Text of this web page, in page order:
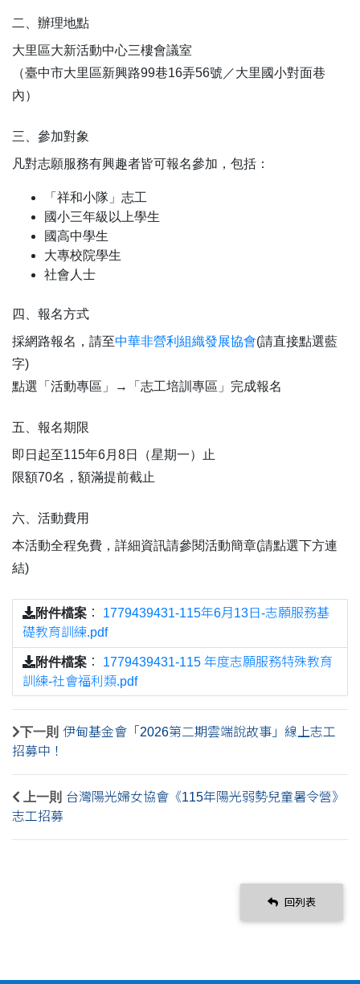
二、辦理地點
大里區大新活動中心三樓會議室
（臺中市大里區新興路99巷16弄56號／大里國小對面巷
內）
三、參加對象
凡對志願服務有興趣者皆可報名參加，包括：
「祥和小隊」志工
國小三年級以上學生
國高中學生
大專校院學生
社會人士
四、報名方式
採網路報名，請至中華非營利組織發展協會(請直接點選藍
字)
點選「活動專區」→「志工培訓專區」完成報名
五、報名期限
即日起至115年6月8日（星期一）止
限額70名，額滿提前截止
六、活動費用
本活動全程免費，詳細資訊請參閱活動簡章(請點選下方連
結)
附件檔案 ： 1779439431-115年6月13日-志願服務基
礎教育訓練.pdf
附件檔案 ： 1779439431-115 年度志願服務特殊教育
訓練-社會福利類.pdf
下一則 伊甸基金會「2026第二期雲端說故事」線上志工
招募中！
上一則 台灣陽光婦女協會《115年陽光弱勢兒童暑令營》
志工招募
回列表